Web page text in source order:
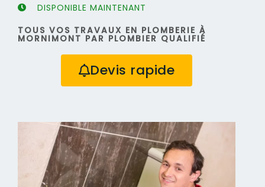
DISPONIBLE MAINTENANT
TOUS VOS TRAVAUX EN PLOMBERIE À
MORNIMONT PAR PLOMBIER QUALIFIÉ
Devis rapide